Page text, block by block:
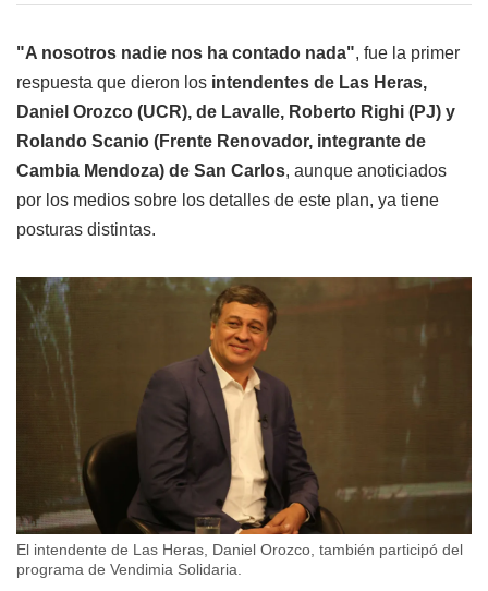
"A nosotros nadie nos ha contado nada", fue la primer
respuesta que dieron los intendentes de Las Heras,
Daniel Orozco (UCR), de Lavalle, Roberto Righi (PJ) y
Rolando Scanio (Frente Renovador, integrante de
Cambia Mendoza) de San Carlos, aunque anoticiados
por los medios sobre los detalles de este plan, ya tiene
posturas distintas.
El intendente de Las Heras, Daniel Orozco, también participó del
programa de Vendimia Solidaria.